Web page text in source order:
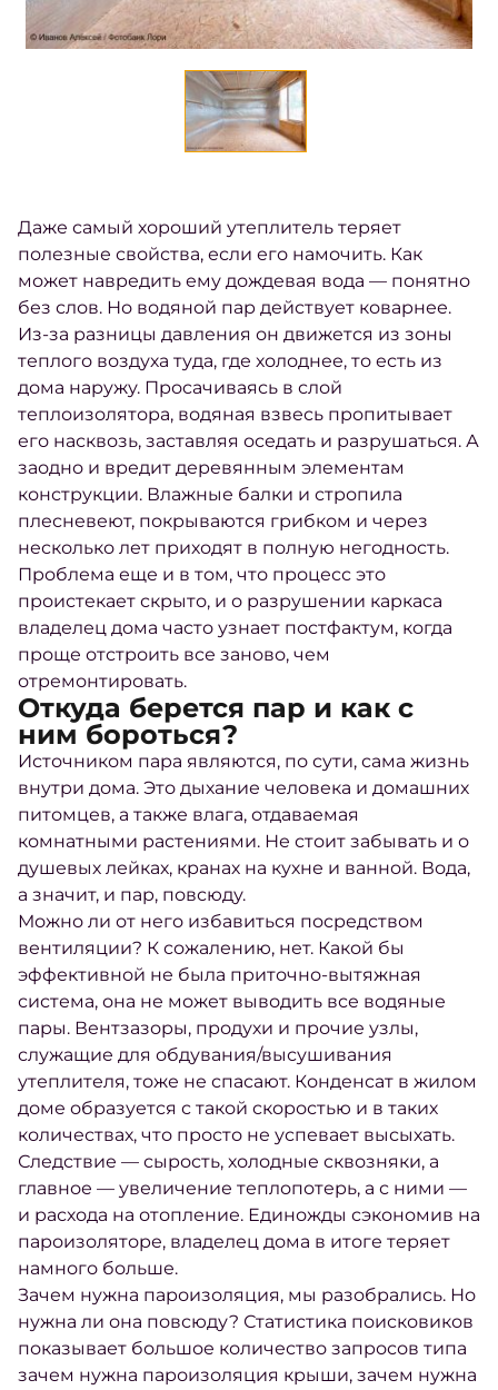
Даже самый хороший утеплитель теряет
полезные свойства, если его намочить. Как
может навредить ему дождевая вода — понятно
без слов. Но водяной пар действует коварнее.
Из-за разницы давления он движется из зоны
теплого воздуха туда, где холоднее, то есть из
дома наружу. Просачиваясь в слой
теплоизолятора, водяная взвесь пропитывает
его насквозь, заставляя оседать и разрушаться. А
заодно и вредит деревянным элементам
конструкции. Влажные балки и стропила
плесневеют, покрываются грибком и через
несколько лет приходят в полную негодность.
Проблема еще и в том, что процесс это
проистекает скрыто, и о разрушении каркаса
владелец дома часто узнает постфактум, когда
проще отстроить все заново, чем
отремонтировать.
Откуда берется пар и как с
ним бороться?
Источником пара являются, по сути, сама жизнь
внутри дома. Это дыхание человека и домашних
питомцев, а также влага, отдаваемая
комнатными растениями. Не стоит забывать и о
душевых лейках, кранах на кухне и ванной. Вода,
а значит, и пар, повсюду.
Можно ли от него избавиться посредством
вентиляции? К сожалению, нет. Какой бы
эффективной не была приточно-вытяжная
система, она не может выводить все водяные
пары. Вентзазоры, продухи и прочие узлы,
служащие для обдувания/высушивания
утеплителя, тоже не спасают. Конденсат в жилом
доме образуется с такой скоростью и в таких
количествах, что просто не успевает высыхать.
Следствие — сырость, холодные сквозняки, а
главное — увеличение теплопотерь, а с ними —
и расхода на отопление. Единожды сэкономив на
пароизоляторе, владелец дома в итоге теряет
намного больше.
Зачем нужна пароизоляция, мы разобрались. Но
нужна ли она повсюду? Статистика поисковиков
показывает большое количество запросов типа
зачем нужна пароизоляция крыши, зачем нужна